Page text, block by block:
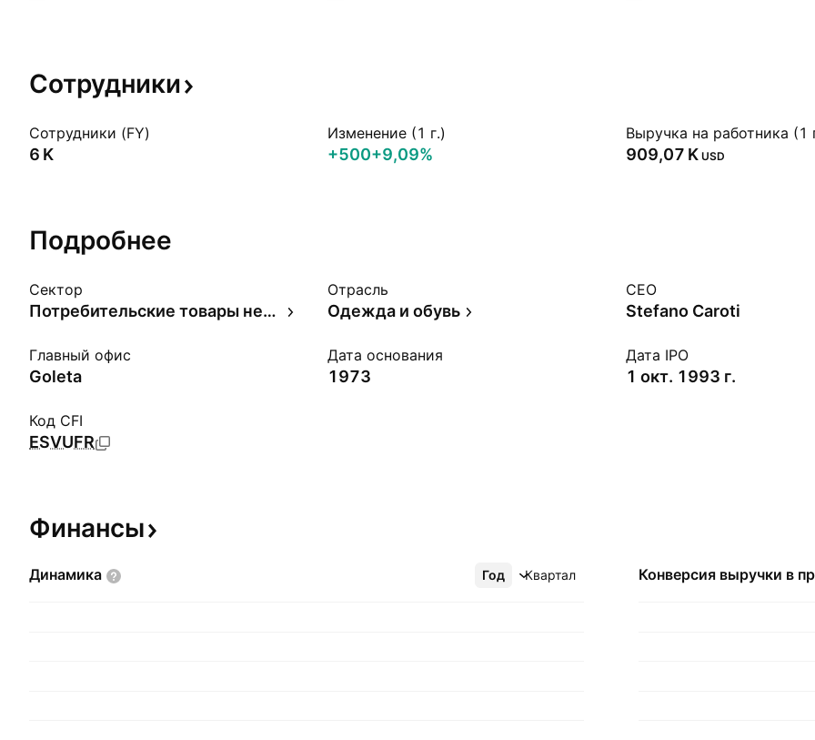
Сотрудники
Сотрудники (FY)
‪6 K‬
Изменение (1 г.)
+500+9,09%
Выручка на работника (1
‪909,07 K‬ USD
Подробнее
Сектор
Потребительские товары недлительного пользования
Отрасль
Одежда и обувь
CEO
Stefano Caroti
Главный офис
Goleta
Дата основания
1973
Дата IPO
1 окт. 1993 г.
Код CFI
ESVUFR
Финансы
Динамика Год Квартал
Ещё Конверсия выручки в